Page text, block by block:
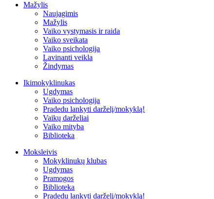
Mažylis
Naujagimis
Mažylis
Vaiko vystymasis ir raida
Vaiko sveikata
Vaiko psichologija
Lavinanti veikla
Žindymas
Ikimokyklinukas
Ugdymas
Vaiko psichologija
Pradedu lankyti darželį/mokyklą!
Vaikų darželiai
Vaiko mityba
Biblioteka
Moksleivis
Mokyklinukų klubas
Ugdymas
Pramogos
Biblioteka
Pradedu lankyti darželį/mokyklą!